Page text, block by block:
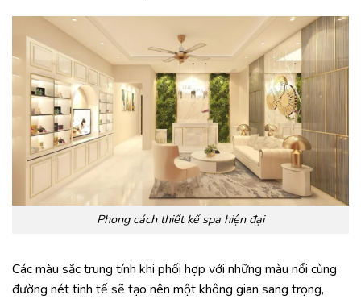
Phong cách thiết kế spa hiện đại
Các màu sắc trung tính khi phối hợp với những màu nổi cùng
đường nét tinh tế sẽ tạo nên một không gian sang trọng,